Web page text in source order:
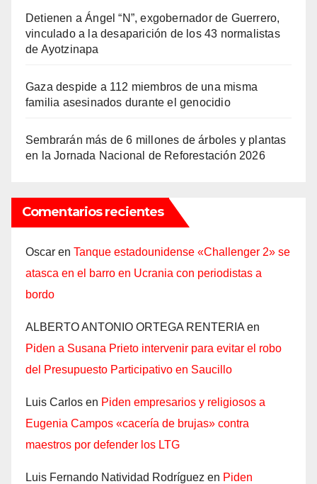
Detienen a Ángel “N”, exgobernador de Guerrero,
vinculado a la desaparición de los 43 normalistas
de Ayotzinapa
Gaza despide a 112 miembros de una misma
familia asesinados durante el genocidio
Sembrarán más de 6 millones de árboles y plantas
en la Jornada Nacional de Reforestación 2026
Comentarios recientes
Oscar en Tanque estadounidense «Challenger 2» se
atasca en el barro en Ucrania con periodistas a
bordo
ALBERTO ANTONIO ORTEGA RENTERIA en
Piden a Susana Prieto intervenir para evitar el robo
del Presupuesto Participativo en Saucillo
Luis Carlos en Piden empresarios y religiosos a
Eugenia Campos «cacería de brujas» contra
maestros por defender los LTG
Luis Fernando Natividad Rodríguez en Piden